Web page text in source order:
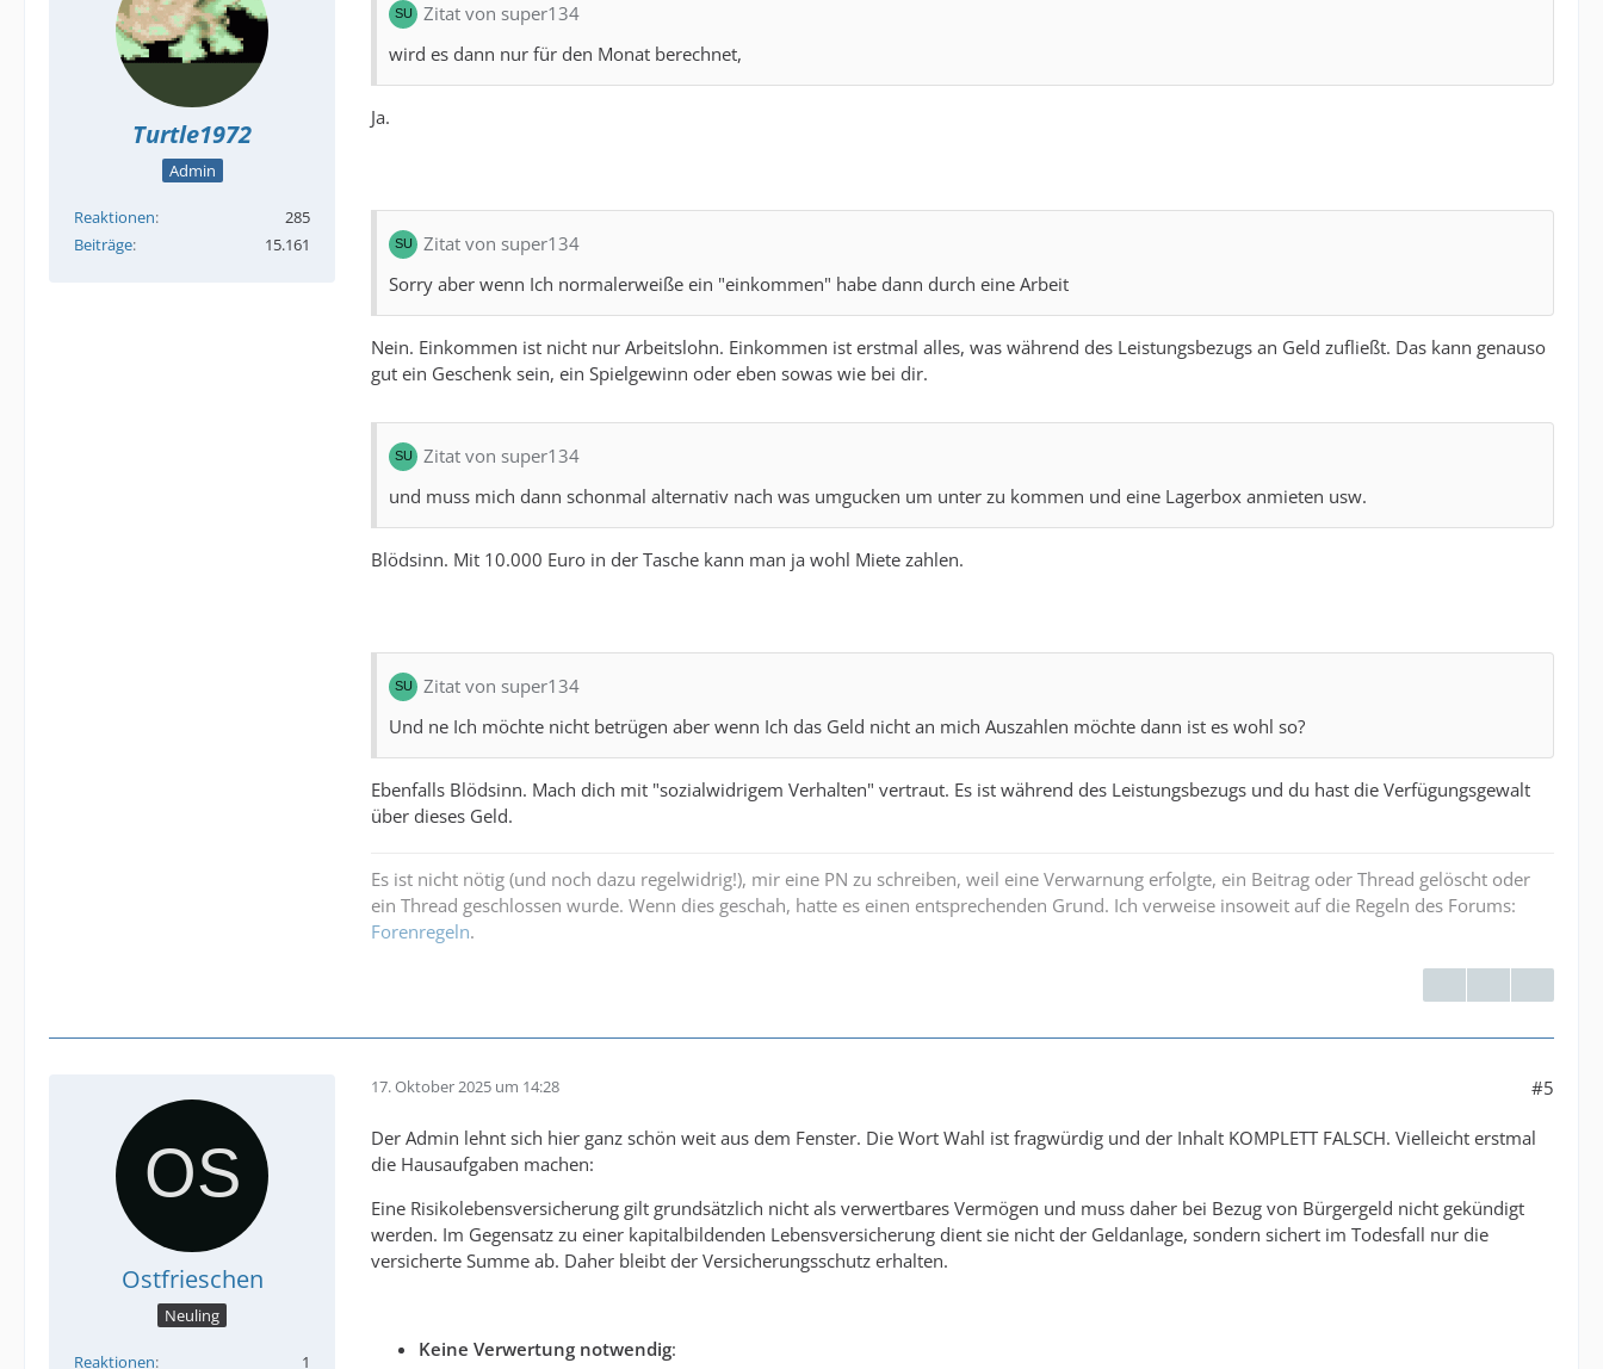
Turtle1972
Admin
Reaktionen
285
Beiträge
15.161
Zitat von super134
wird es dann nur für den Monat berechnet,
Ja.
Zitat von super134
Sorry aber wenn Ich normalerweiße ein "einkommen" habe dann durch eine Arbeit
Nein. Einkommen ist nicht nur Arbeitslohn. Einkommen ist erstmal alles, was während des Leistungsbezugs an Geld zufließt. Das kann genauso
gut ein Geschenk sein, ein Spielgewinn oder eben sowas wie bei dir.
Zitat von super134
und muss mich dann schonmal alternativ nach was umgucken um unter zu kommen und eine Lagerbox anmieten usw.
Blödsinn. Mit 10.000 Euro in der Tasche kann man ja wohl Miete zahlen.
Zitat von super134
Und ne Ich möchte nicht betrügen aber wenn Ich das Geld nicht an mich Auszahlen möchte dann ist es wohl so?
Ebenfalls Blödsinn. Mach dich mit "sozialwidrigem Verhalten" vertraut. Es ist während des Leistungsbezugs und du hast die Verfügungsgewalt
über dieses Geld.
Es ist nicht nötig (und noch dazu regelwidrig!), mir eine PN zu schreiben, weil eine Verwarnung erfolgte, ein Beitrag oder Thread gelöscht oder
ein Thread geschlossen wurde. Wenn dies geschah, hatte es einen entsprechenden Grund. Ich verweise insoweit auf die Regeln des Forums:
Forenregeln.
Ostfrieschen
Neuling
Reaktionen 1
17. Oktober 2025 um 14:28 #5
Der Admin lehnt sich hier ganz schön weit aus dem Fenster. Die Wort Wahl ist fragwürdig und der Inhalt KOMPLETT FALSCH. Vielleicht erstmal
die Hausaufgaben machen:
Eine Risikolebensversicherung gilt grundsätzlich nicht als verwertbares Vermögen und muss daher bei Bezug von Bürgergeld nicht gekündigt
werden. Im Gegensatz zu einer kapitalbildenden Lebensversicherung dient sie nicht der Geldanlage, sondern sichert im Todesfall nur die
versicherte Summe ab. Daher bleibt der Versicherungsschutz erhalten.
Keine Verwertung notwendig: